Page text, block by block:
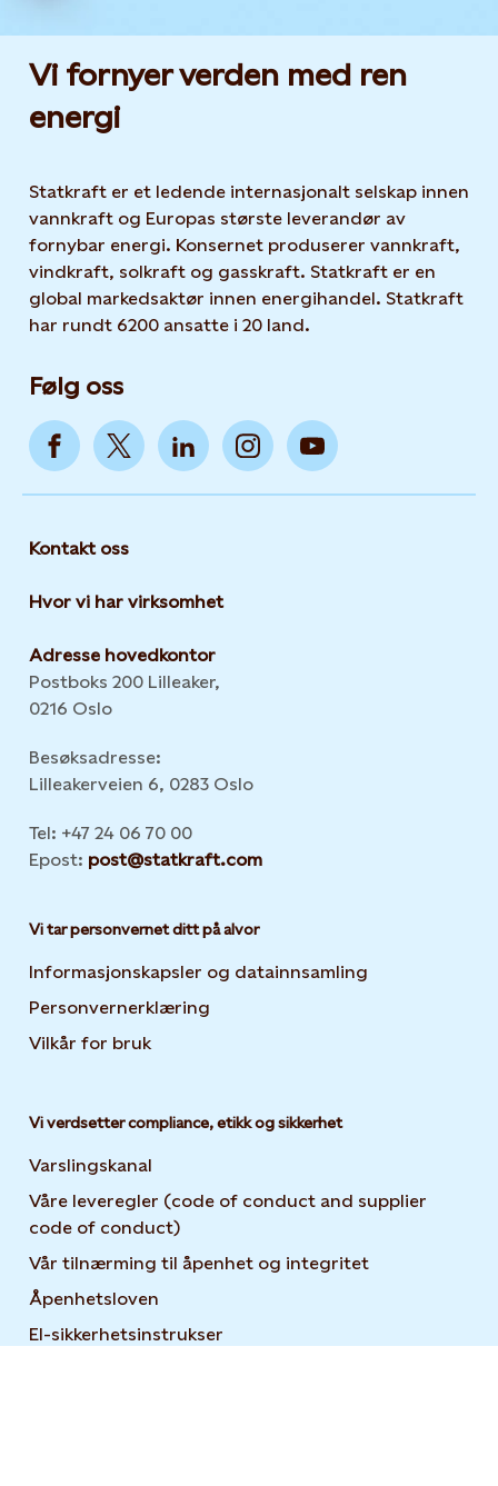
Vi fornyer verden med ren
energi
Statkraft er et ledende internasjonalt selskap innen
vannkraft og Europas største leverandør av
fornybar energi. Konsernet produserer vannkraft,
vindkraft, solkraft og gasskraft. Statkraft er en
global markedsaktør innen energihandel. Statkraft
har rundt 6200 ansatte i 20 land.
Følg oss
Kontakt oss
Hvor vi har virksomhet
Adresse hovedkontor
Postboks 200 Lilleaker,
0216 Oslo
Besøksadresse:
Lilleakerveien 6, 0283 Oslo
Tel: +47 24 06 70 00
Epost: post@statkraft.com
Vi tar personvernet ditt på alvor
Informasjonskapsler og datainnsamling
Personvernerklæring
Vilkår for bruk
Vi verdsetter compliance, etikk og sikkerhet
Varslingskanal
Våre leveregler (code of conduct and supplier
code of conduct)
Vår tilnærming til åpenhet og integritet
Åpenhetsloven
El-sikkerhetsinstrukser